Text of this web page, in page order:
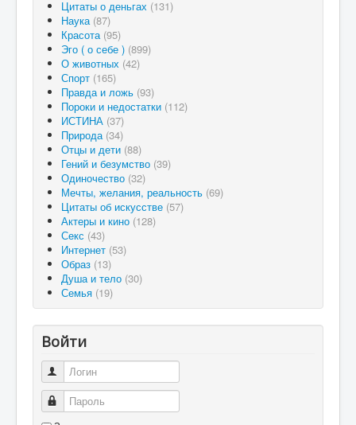
Цитаты о деньгах (131)
Наука (87)
Красота (95)
Эго ( о себе ) (899)
О животных (42)
Спорт (165)
Правда и ложь (93)
Пороки и недостатки (112)
ИСТИНА (37)
Природа (34)
Отцы и дети (88)
Гений и безумство (39)
Одиночество (32)
Мечты, желания, реальность (69)
Цитаты об искусстве (57)
Актеры и кино (128)
Секс (43)
Интернет (53)
Образ (13)
Душа и тело (30)
Семья (19)
Войти
Логин
Пароль